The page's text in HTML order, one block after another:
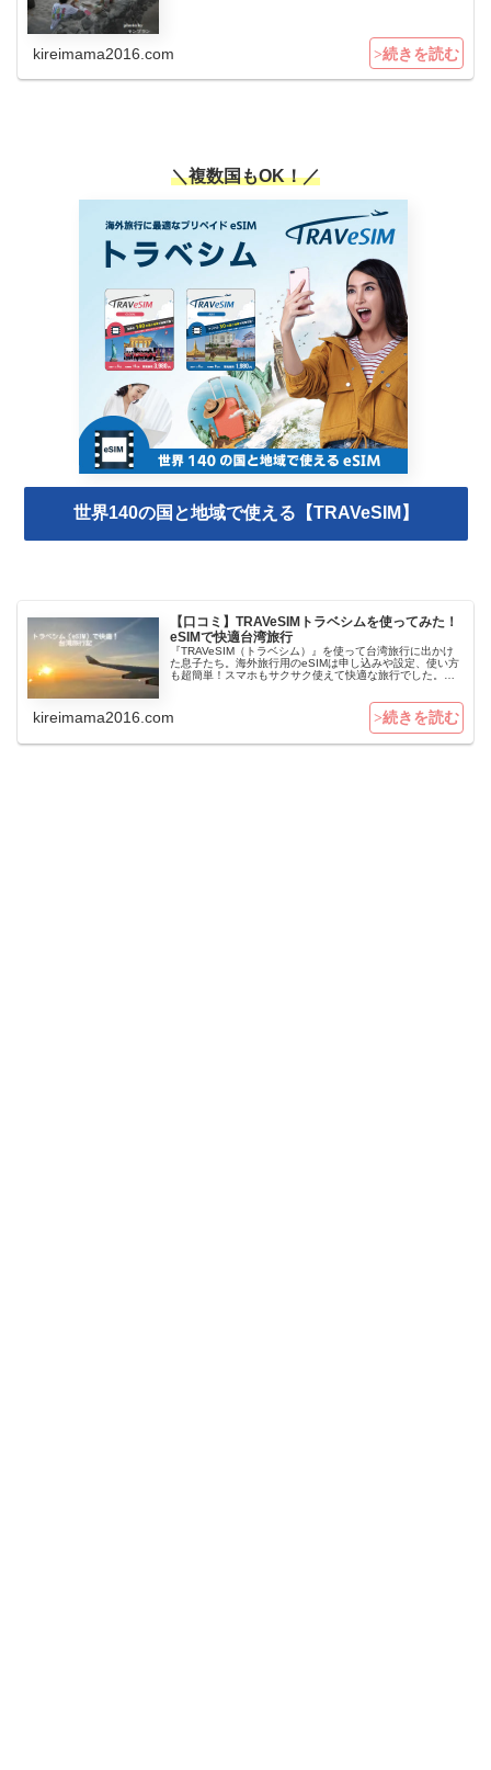
kireimama2016.com
＼複数国もOK！／
世界140の国と地域で使える【TRAVeSIM】
【口コミ】TRAVeSIMトラベシムを使ってみた！
eSIMで快適台湾旅行
『TRAVeSIM（トラベシム）』を使って台湾旅行に出かけ
た息子たち。海外旅行用のeSIMは申し込みや設定、使い方
も超簡単！スマホもサクサク使えて快適な旅行でした。父
kireimama2016.com